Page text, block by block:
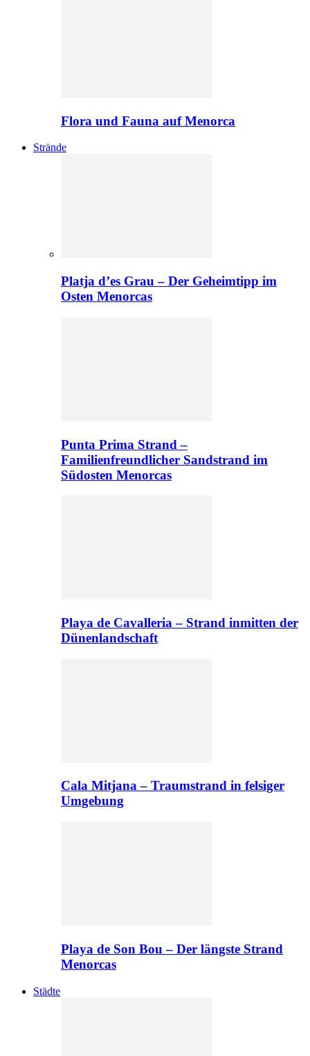
Flora und Fauna auf Menorca
Strände
Platja d’es Grau – Der Geheimtipp im
Osten Menorcas
Punta Prima Strand –
Familienfreundlicher Sandstrand im
Südosten Menorcas
Playa de Cavalleria – Strand inmitten der
Dünenlandschaft
Cala Mitjana – Traumstrand in felsiger
Umgebung
Playa de Son Bou – Der längste Strand
Menorcas
Städte